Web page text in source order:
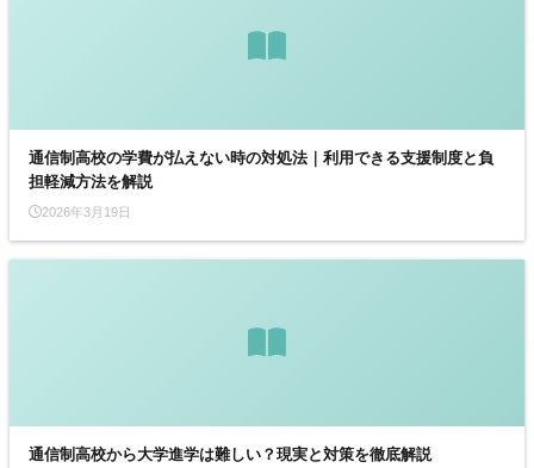
通信制高校の学費が払えない時の対処法｜利用できる支援制度と負
担軽減方法を解説
2026年3月19日
通信制高校から大学進学は難しい？現実と対策を徹底解説